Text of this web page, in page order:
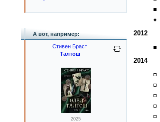
2012
2014
А вот, например:
Стивен Браст
Талтош
2025